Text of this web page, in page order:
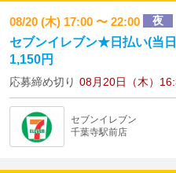
08/20 (木) 17:00 〜 22:00 夜
セブンイレブン★日払い(当
1,150円
応募締め切り 08月20日（木）
セブンイレブン
千葉寺駅前店